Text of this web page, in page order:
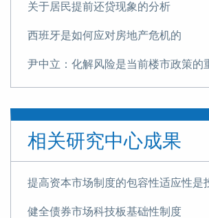
关于居民提前还贷现象的分析
西班牙是如何应对房地产危机的
尹中立：化解风险是当前楼市政策的
尹中立：征收房地产税的难点及对策
相关研究中心成果
健全债券市场科技板基础性制度